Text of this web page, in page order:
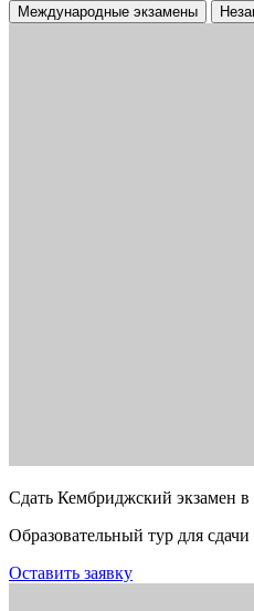
Международные экзамены
Сдать Кембриджский экзамен в
Образовательный тур для
Оставить заявку